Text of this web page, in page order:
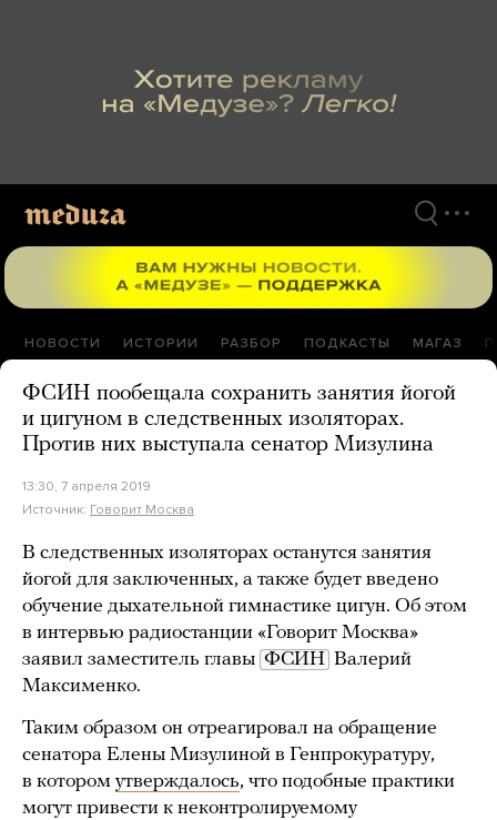
НОВОСТИ ИСТОРИИ РАЗБОР ПОДКАСТЫ МАГАЗ
ФСИН пообещала сохранить занятия йогой
и цигуном в следственных изоляторах.
Против них выступала сенатор Мизулина
13:30, 7 апреля 2019
Источник: Говорит Москва
В следственных изоляторах останутся занятия
йогой для заключенных, а также будет введено
обучение дыхательной гимнастике цигун. Об этом
в интервью радиостанции «Говорит Москва»
заявил заместитель главы ФСИН Валерий
Максименко.
Таким образом он отреагировал на обращение
сенатора Елены Мизулиной в Генпрокуратуру,
в котором утверждалось, что подобные практики
могут привести к неконтролируемому